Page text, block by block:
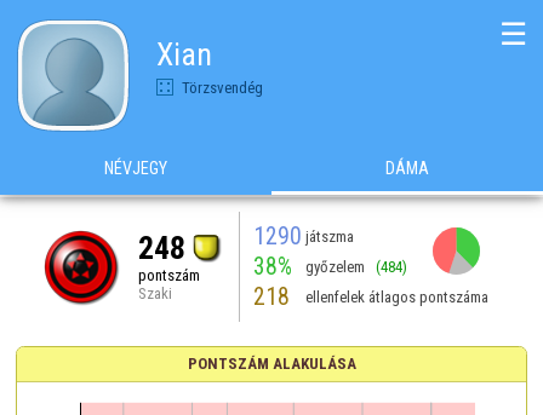
Xian
Törzsvendég
☰
NÉVJEGY DÁMA
248
pontszám
Szaki
1290 játszma
38% győzelem (484)
218 ellenfelek átlagos pontszáma
PONTSZÁM ALAKULÁSA